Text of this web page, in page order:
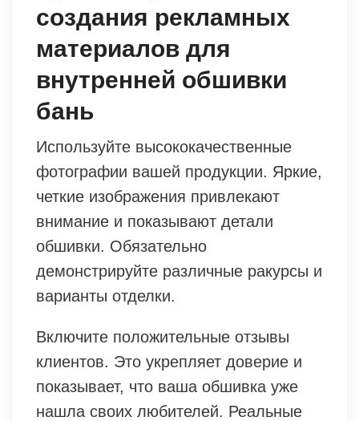
создания рекламных
материалов для
внутренней обшивки
бань
Используйте высококачественные
фотографии вашей продукции. Яркие,
четкие изображения привлекают
внимание и показывают детали
обшивки. Обязательно
демонстрируйте различные ракурсы и
варианты отделки.
Включите положительные отзывы
клиентов. Это укрепляет доверие и
показывает, что ваша обшивка уже
нашла своих любителей. Реальные